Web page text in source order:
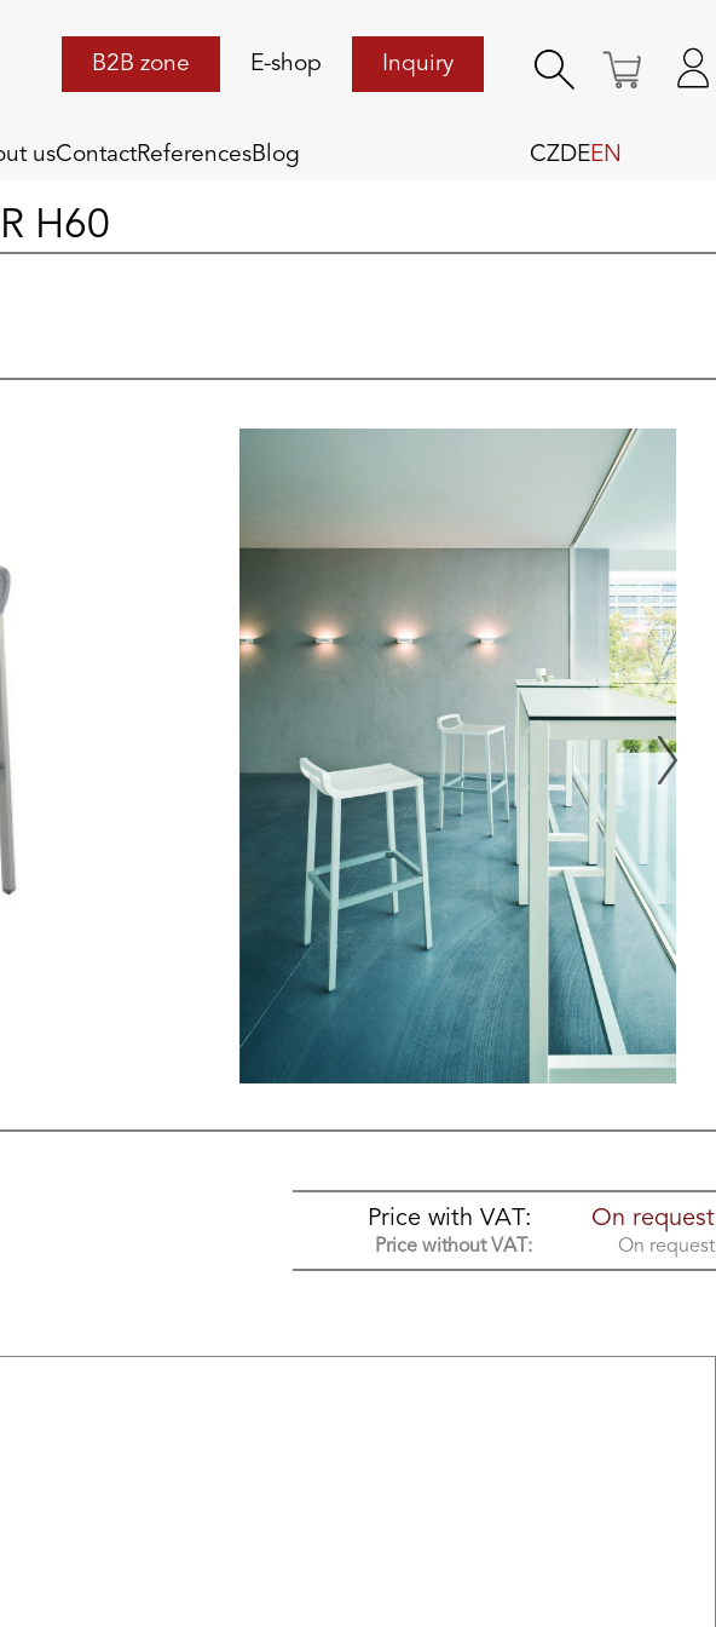
usContactReferencesBlog
B2B zone E-shop Inquiry
CZDEEN
H60
Price with VAT:
On request
Price without VAT: On request